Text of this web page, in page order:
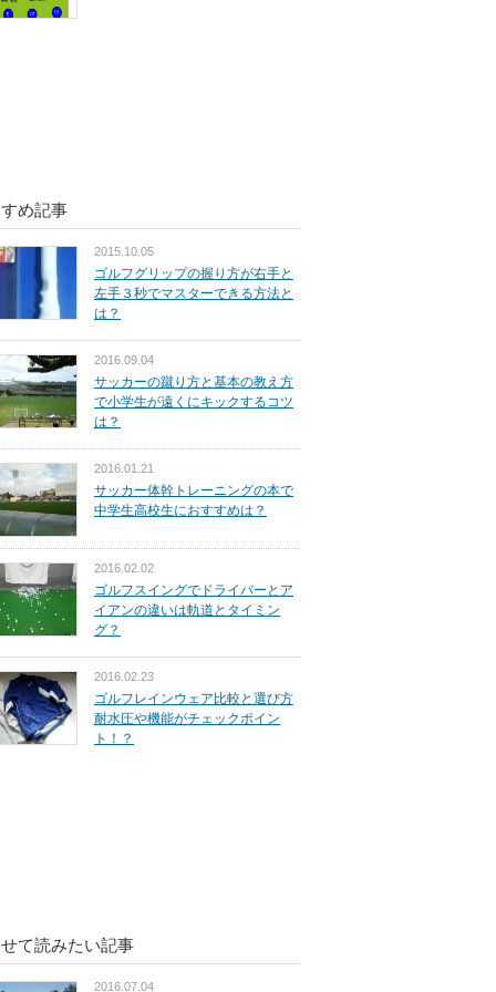
め記事
2015.10.05
ゴルフグリップの握り方が右手と
左手３秒でマスターできる方法と
は？
2016.09.04
サッカーの蹴り方と基本の教え方
で小学生が遠くにキックするコツ
は？
2016.01.21
サッカー体幹トレーニングの本で
中学生高校生におすすめは？
2016.02.02
ゴルフスイングでドライバーとア
イアンの違いは軌道とタイミン
グ？
2016.02.23
ゴルフレインウェア比較と選び方
耐水圧や機能がチェックポイン
ト！？
て読みたい記事
2016.07.04